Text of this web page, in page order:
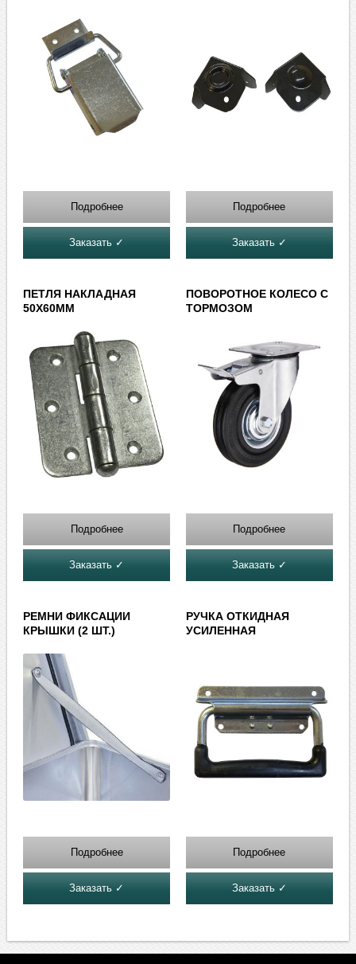
Подробнее
Заказать ✓
Подробнее
Заказать ✓
ПЕТЛЯ НАКЛАДНАЯ
50Х60ММ
Подробнее
Заказать ✓
ПОВОРОТНОЕ КОЛЕСО С
ТОРМОЗОМ
Подробнее
Заказать ✓
РЕМНИ ФИКСАЦИИ
КРЫШКИ (2 ШТ.)
Подробнее
Заказать ✓
РУЧКА ОТКИДНАЯ
УСИЛЕННАЯ
Подробнее
Заказать ✓